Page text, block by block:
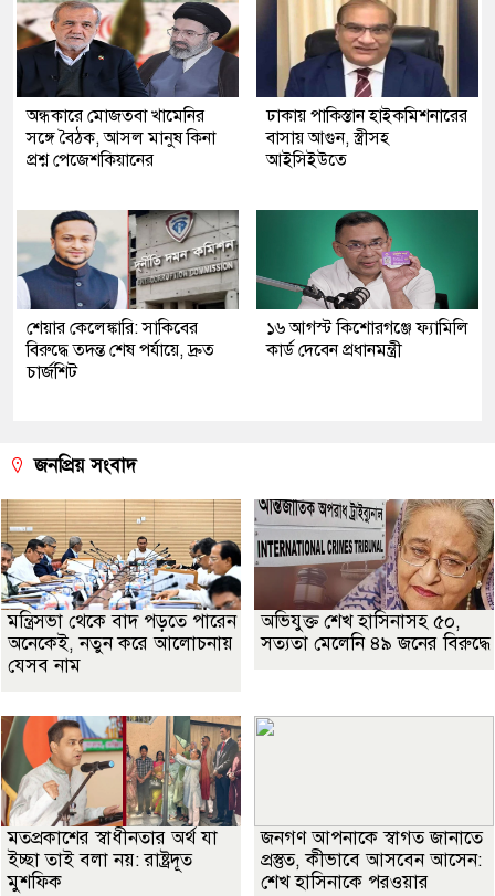
অন্ধকারে মোজতবা খামেনির
সঙ্গে বৈঠক, আসল মানুষ কিনা
প্রশ্ন পেজেশকিয়ানের
ঢাকায় পাকিস্তান হাইকমিশনারের
বাসায় আগুন, স্ত্রীসহ
আইসিইউতে
শেয়ার কেলেঙ্কারি: সাকিবের
বিরুদ্ধে তদন্ত শেষ পর্যায়ে, দ্রুত
চার্জশিট
১৬ আগস্ট কিশোরগঞ্জে ফ্যামিলি
কার্ড দেবেন প্রধানমন্ত্রী
জনপ্রিয় সংবাদ
মন্ত্রিসভা থেকে বাদ পড়তে পারেন
অনেকেই, নতুন করে আলোচনায়
যেসব নাম
অভিযুক্ত শেখ হাসিনাসহ ৫০,
সত্যতা মেলেনি ৪৯ জনের বিরুদ্ধে
মতপ্রকাশের স্বাধীনতার অর্থ যা
ইচ্ছা তাই বলা নয়: রাষ্ট্রদূত
মুশফিক
জনগণ আপনাকে স্বাগত জানাতে
প্রস্তুত, কীভাবে আসবেন আসেন:
শেখ হাসিনাকে পরওয়ার